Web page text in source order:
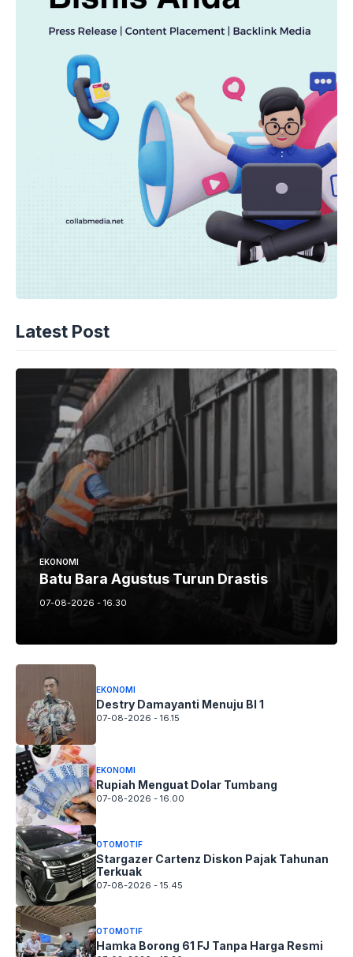
Latest Post
EKONOMI
Batu Bara Agustus Turun Drastis
07-08-2026 - 16.30
EKONOMI
Destry Damayanti Menuju BI 1
07-08-2026 - 16.15
EKONOMI
Rupiah Menguat Dolar Tumbang
07-08-2026 - 16.00
OTOMOTIF
Stargazer Cartenz Diskon Pajak Tahunan
Terkuak
07-08-2026 - 15.45
OTOMOTIF
Hamka Borong 61 FJ Tanpa Harga Resmi